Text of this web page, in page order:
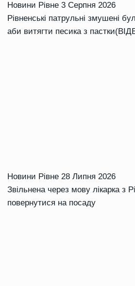
Новини Рівне 3 Серпня 2026
Рівненські патрульні змушені
аби витягти песика з
Новини Рівне 28 Липня 2026
Звільнена через мову лікарка з
повернутися на посаду